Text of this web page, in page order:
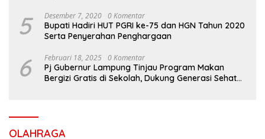
5 Desember 7, 2020 0 Komentar
Bupati Hadiri HUT PGRI ke-75 dan HGN Tahun 2020
Serta Penyerahan Penghargaan
6 Februari 18, 2025 0 Komentar
Pj Gubernur Lampung Tinjau Program Makan
Bergizi Gratis di Sekolah, Dukung Generasi Sehat
OLAHRAGA